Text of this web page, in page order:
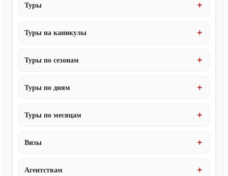
Туры
Туры на каникулы
Туры по сезонам
Туры по дням
Туры по месяцам
Визы
Агентствам